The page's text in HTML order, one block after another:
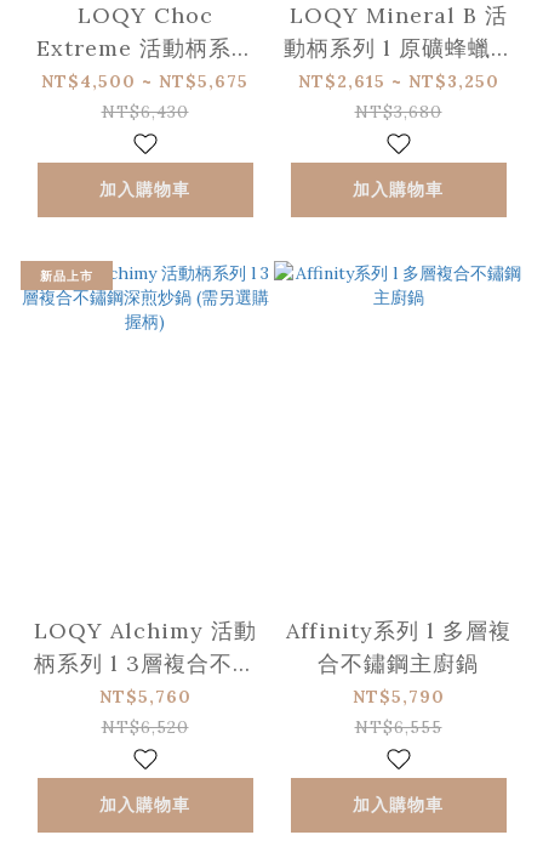
LOQY Choc
Extreme 活動柄系列
l 高效能鑄鋁不沾平底
鍋 (需另選購握柄-適
用IH爐)
NT$4,500 ~ NT$5,675
NT$6,430
加入購物車
LOQY Mineral B 活
動柄系列 l 原礦蜂蠟平
底鐵鍋 (需另選購握柄)
NT$2,615 ~ NT$3,250
NT$3,680
加入購物車
新品上市
LOQY Alchimy 活動
柄系列 l 3層複合不鏽
鋼深煎炒鍋 (需另選購
握柄)
NT$5,760
NT$6,520
加入購物車
Affinity系列 l 多層複
合不鏽鋼主廚鍋
NT$5,790
NT$6,555
加入購物車